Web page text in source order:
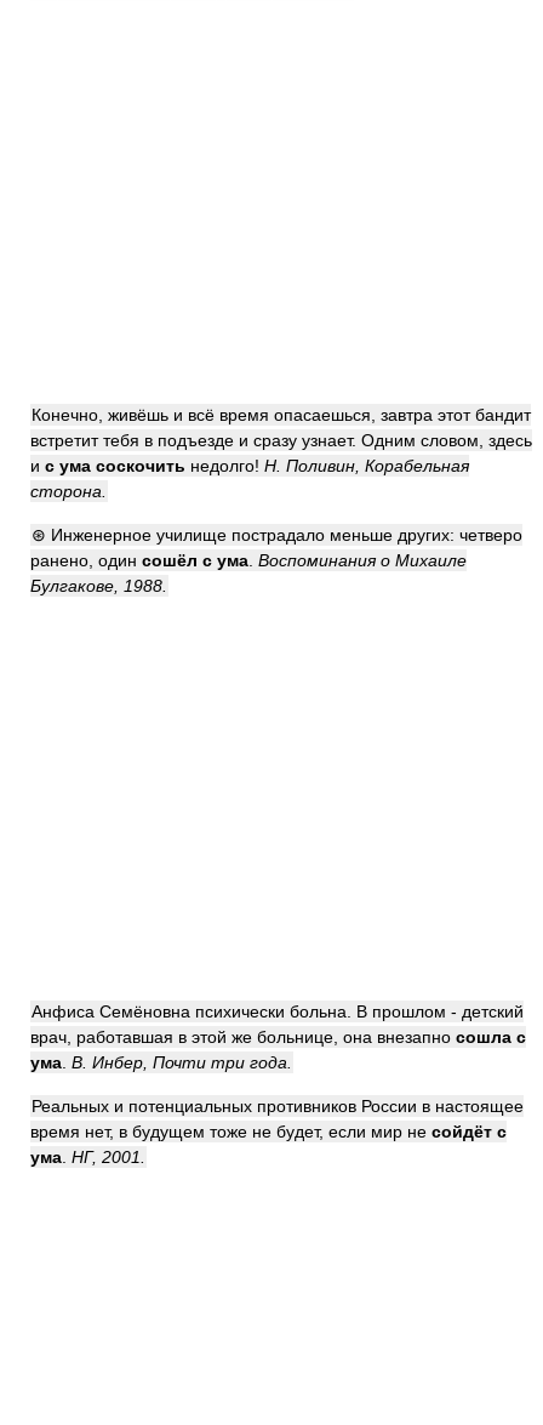
Конечно, живёшь и всё время опасаешься, завтра этот бандит
встретит тебя в подъезде и сразу узнает. Одним словом, здесь
и с ума соскочить недолго! Н. Поливин, Корабельная
сторона.
⊛ Инженерное училище пострадало меньше других: четверо
ранено, один сошёл с ума Воспоминания о Михаиле
Булгакове, 1988.
Анфиса Семёновна психически больна. В прошлом - детский
врач, работавшая в этой же больнице, она внезапно сошла с
ума В. Инбер, Почти три года.
Реальных и потенциальных противников России в настоящее
время нет, в будущем тоже не будет, если мир не сойдёт с
ума НГ, 2001.